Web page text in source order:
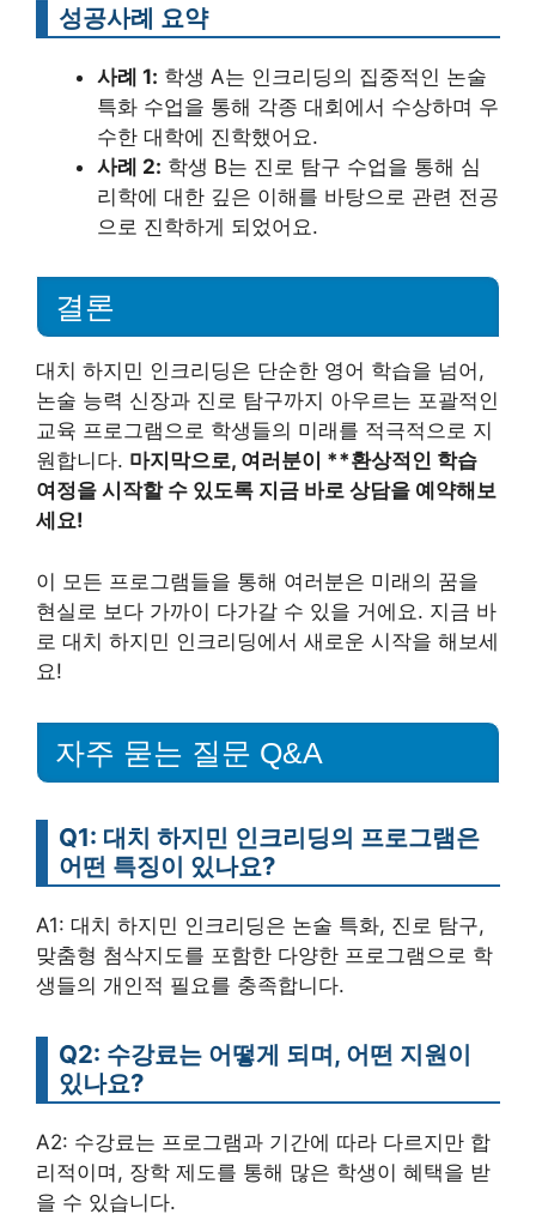
성공사례 요약
사례 1: 학생 A는 인크리딩의 집중적인 논술
특화 수업을 통해 각종 대회에서 수상하며 우
수한 대학에 진학했어요.
사례 2: 학생 B는 진로 탐구 수업을 통해 심
리학에 대한 깊은 이해를 바탕으로 관련 전공
으로 진학하게 되었어요.
결론
대치 하지민 인크리딩은 단순한 영어 학습을 넘어,
논술 능력 신장과 진로 탐구까지 아우르는 포괄적인
교육 프로그램으로 학생들의 미래를 적극적으로 지
원합니다. 마지막으로, 여러분이 **환상적인 학습
여정을 시작할 수 있도록 지금 바로 상담을 예약해보
세요!
이 모든 프로그램들을 통해 여러분은 미래의 꿈을
현실로 보다 가까이 다가갈 수 있을 거에요. 지금 바
로 대치 하지민 인크리딩에서 새로운 시작을 해보세
요!
자주 묻는 질문 Q&A
Q1: 대치 하지민 인크리딩의 프로그램은
어떤 특징이 있나요?
A1: 대치 하지민 인크리딩은 논술 특화, 진로 탐구,
맞춤형 첨삭지도를 포함한 다양한 프로그램으로 학
생들의 개인적 필요를 충족합니다.
Q2: 수강료는 어떻게 되며, 어떤 지원이
있나요?
A2: 수강료는 프로그램과 기간에 따라 다르지만 합
리적이며, 장학 제도를 통해 많은 학생이 혜택을 받
을 수 있습니다.